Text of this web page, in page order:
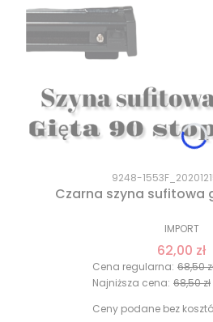
9248-
Czarna szyna sufitowa
IMPORT
62,00 zł
Cena regularna: 68,50
Najniższa cena: 68,50 zł
Ceny podane bez